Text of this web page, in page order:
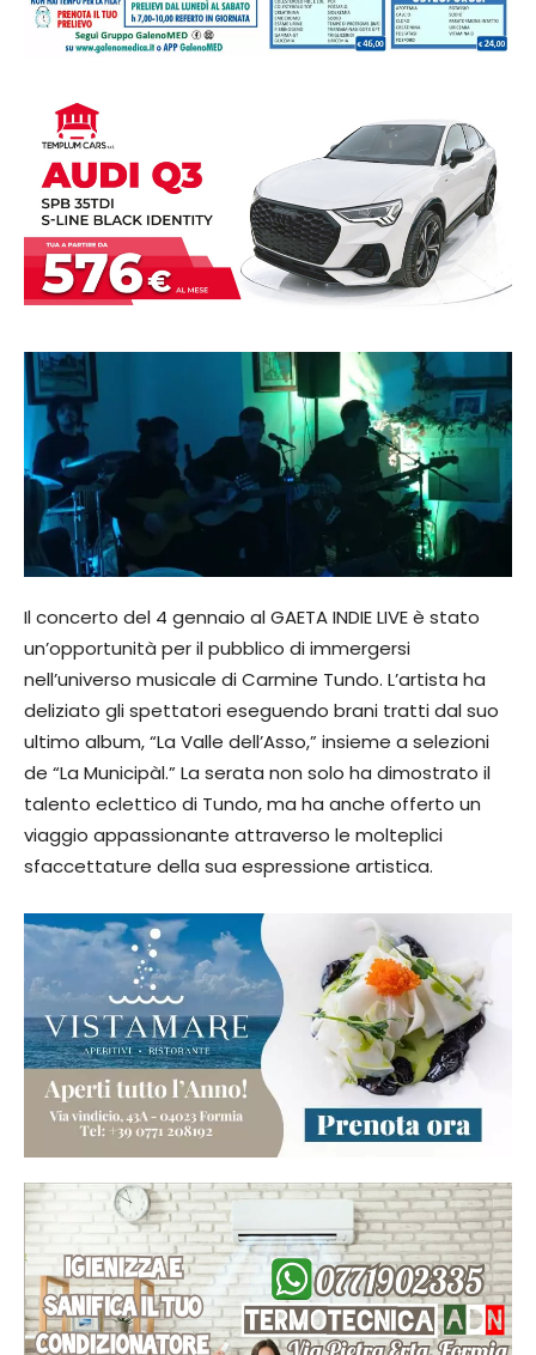
Il concerto del 4 gennaio al GAETA INDIE LIVE è stato
un’opportunità per il pubblico di immergersi
nell’universo musicale di Carmine Tundo. L’artista ha
deliziato gli spettatori eseguendo brani tratti dal suo
ultimo album, “La Valle dell’Asso,” insieme a selezioni
de “La Municipàl.” La serata non solo ha dimostrato il
talento eclettico di Tundo, ma ha anche offerto un
viaggio appassionante attraverso le molteplici
sfaccettature della sua espressione artistica.